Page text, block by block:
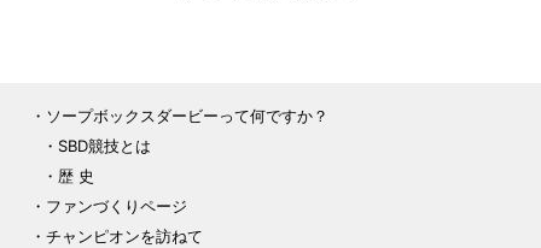
ソープボックスダービーって何ですか？
SBD競技とは
歴 史
ファンづくりページ
チャンピオンを訪ねて